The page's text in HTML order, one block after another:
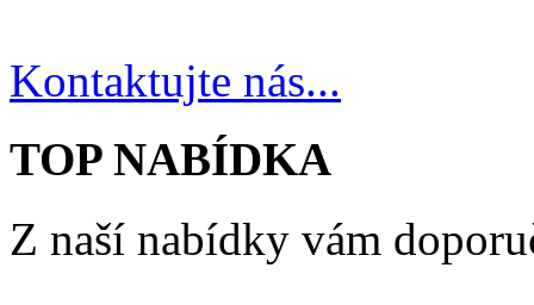
Kontaktujte nás...
TOP NABÍDKA
Z naší nabídky vám